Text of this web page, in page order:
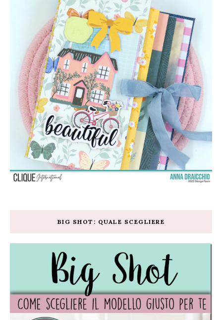
BIG SHOT: QUALE SCEGLIERE